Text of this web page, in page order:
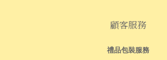
顧客服務
禮品包裝服務